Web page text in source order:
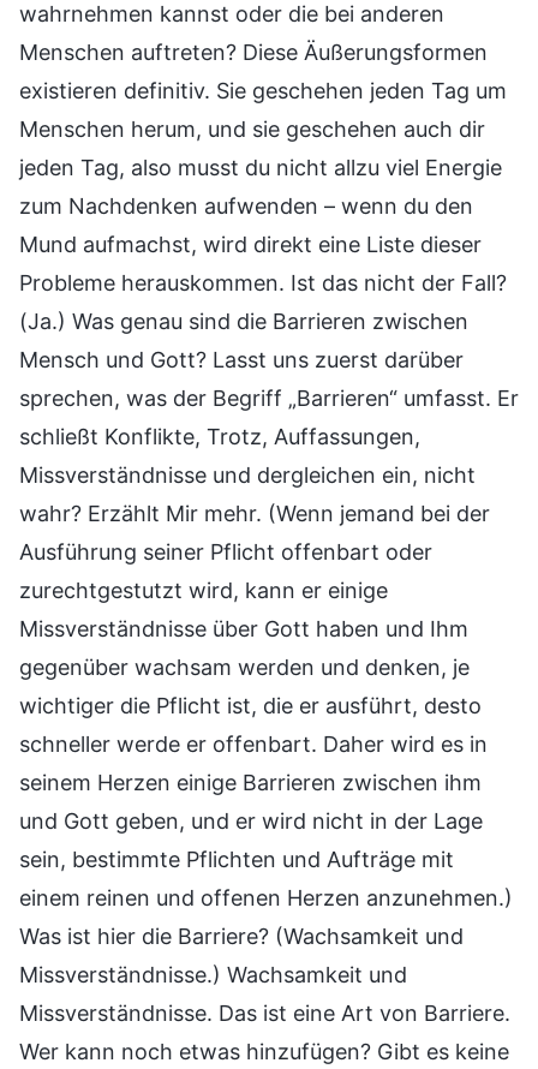
wahrnehmen kannst oder die bei anderen
Menschen auftreten? Diese Äußerungsformen
existieren definitiv. Sie geschehen jeden Tag um
Menschen herum, und sie geschehen auch dir
jeden Tag, also musst du nicht allzu viel Energie
zum Nachdenken aufwenden – wenn du den
Mund aufmachst, wird direkt eine Liste dieser
Probleme herauskommen. Ist das nicht der Fall?
(Ja.) Was genau sind die Barrieren zwischen
Mensch und Gott? Lasst uns zuerst darüber
sprechen, was der Begriff „Barrieren“ umfasst. Er
schließt Konflikte, Trotz, Auffassungen,
Missverständnisse und dergleichen ein, nicht
wahr? Erzählt Mir mehr. (Wenn jemand bei der
Ausführung seiner Pflicht offenbart oder
zurechtgestutzt wird, kann er einige
Missverständnisse über Gott haben und Ihm
gegenüber wachsam werden und denken, je
wichtiger die Pflicht ist, die er ausführt, desto
schneller werde er offenbart. Daher wird es in
seinem Herzen einige Barrieren zwischen ihm
und Gott geben, und er wird nicht in der Lage
sein, bestimmte Pflichten und Aufträge mit
einem reinen und offenen Herzen anzunehmen.)
Was ist hier die Barriere? (Wachsamkeit und
Missverständnisse.) Wachsamkeit und
Missverständnisse. Das ist eine Art von Barriere.
Wer kann noch etwas hinzufügen? Gibt es keine